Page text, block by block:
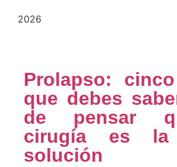
2026
Prolapso:
que debes
de pensar
cirugía es la
solución